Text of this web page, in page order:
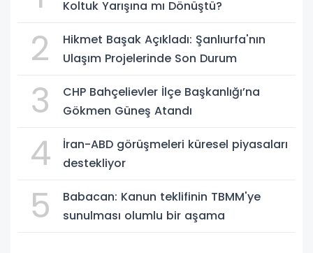
Koltuk Yarışına mı Dönüştü?
2
Hikmet Başak Açıkladı: Şanlıurfa'nın
Ulaşım Projelerinde Son Durum
3
CHP Bahçelievler İlçe Başkanlığı’na
Gökmen Güneş Atandı
4
İran-ABD görüşmeleri küresel piyasaları
destekliyor
5
Babacan: Kanun teklifinin TBMM'ye
sunulması olumlu bir aşama